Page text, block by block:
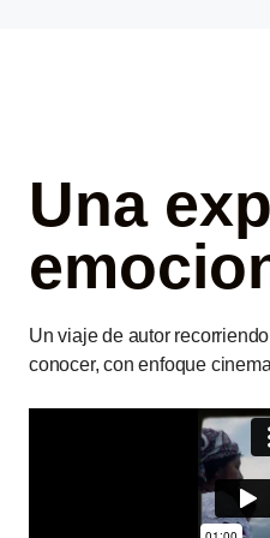
Una
Un viaje de autor
conocer, con enfoque